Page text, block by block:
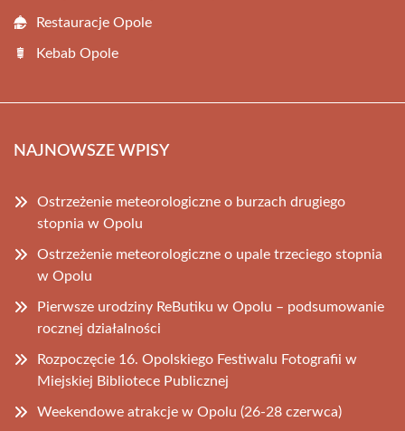
Restauracje Opole
Kebab Opole
NAJNOWSZE WPISY
Ostrzeżenie meteorologiczne o burzach drugiego
stopnia w Opolu
Ostrzeżenie meteorologiczne o upale trzeciego stopnia
w Opolu
Pierwsze urodziny ReButiku w Opolu – podsumowanie
rocznej działalności
Rozpoczęcie 16. Opolskiego Festiwalu Fotografii w
Miejskiej Bibliotece Publicznej
Weekendowe atrakcje w Opolu (26-28 czerwca)